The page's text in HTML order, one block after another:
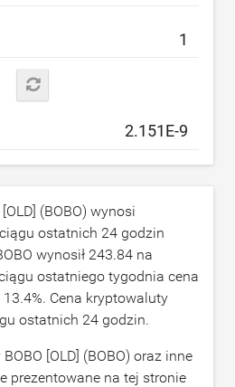
(BOBO) wynosi
ostatnich 24 godzin
wynosił 243.84 na
ostatniego tygodnia cena
13.4%. Cena kryptowaluty
ostatnich 24 godzin.
[OLD] (BOBO) oraz inne
prezentowane na tej stronie